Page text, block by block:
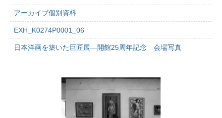
アーカイブ個別資料
EXH_K0274P0001_06
日本洋画を築いた巨匠展―開館25周年記念 会場写真